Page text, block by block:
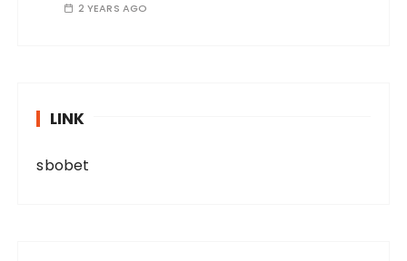
2 YEARS AGO
LINK
sbobet